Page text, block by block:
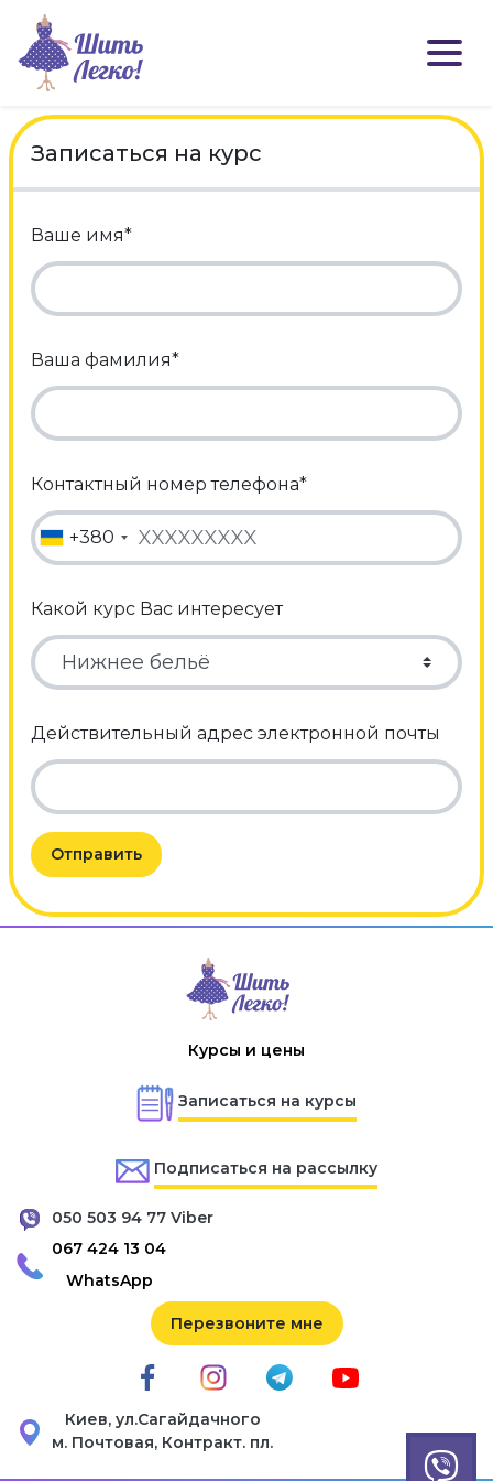
Записаться на курс
Ваше имя*
Ваша фамилия*
Контактный номер телефона*
+380
Какой курс Вас интересует
Действительный адрес электронной почты
Отправить
Курсы и цены
Записаться на курсы
Подписаться на рассылку
050 503 94 77 Viber
067 424 13 04
WhatsApp
Перезвоните мне
Киев, ул.Сагайдачного
м. Почтовая, Контракт. пл.